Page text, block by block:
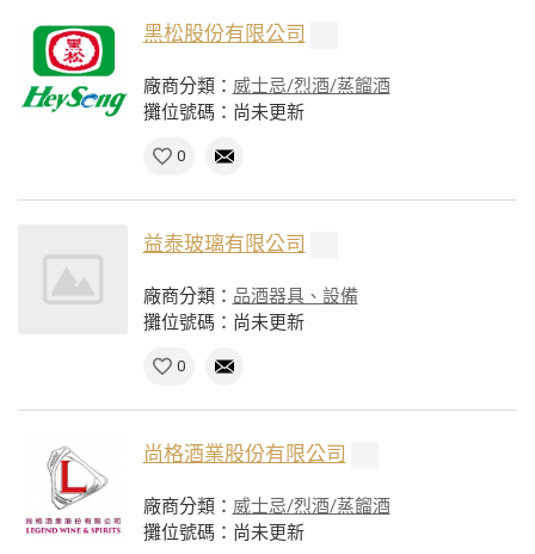
黑松股份有限公司
廠商分類： 威士忌/烈酒/蒸餾酒
攤位號碼：尚未更新
0
益泰玻璃有限公司
廠商分類： 品酒器具、設備
攤位號碼：尚未更新
0
尚格酒業股份有限公司
廠商分類： 威士忌/烈酒/蒸餾酒
攤位號碼：尚未更新